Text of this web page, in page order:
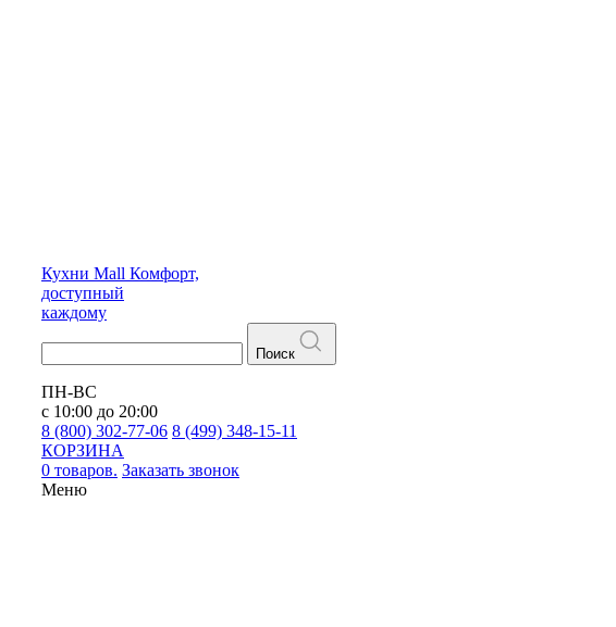
Кухни Mall Комфорт,
доступный
каждому
Поиск
ПН-ВС
с 10:00 до 20:00
8 (800) 302-77-06 8 (499) 348-15-11
КОРЗИНА
0 товаров. Заказать звонок
Меню